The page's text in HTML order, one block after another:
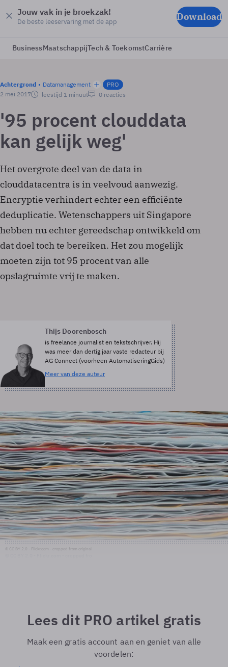
Jouw vak in je broekzak!
De beste leeservaring met de app Download
BusinessMaatschappijTech & ToekomstCarrière
Achtergrond Datamanagement
PRO
2 mei 2017
leestijd 1 minuut 0 reacties
'95 procent clouddata
kan gelijk weg'
Het overgrote deel van de data in
clouddatacentra is in veelvoud aanwezig.
Encryptie verhindert echter een efficiënte
deduplicatie. Wetenschappers uit Singapore
hebben nu echter gereedschap ontwikkeld om
dat doel toch te bereiken. Het zou mogelijk
moeten zijn tot 95 procent van alle
opslagruimte vrij te maken.
Thijs Doorenbosch
is freelance journalist en tekstschrijver. Hij
was meer dan dertig jaar vaste redacteur bij
AG Connect (voorheen AutomatiseringGids)
Meer van deze auteur
© CC BY 2.0 - Flickr.com - cropped from original
Lees dit PRO artikel gratis
Maak een gratis account aan en geniet van alle
voordelen: